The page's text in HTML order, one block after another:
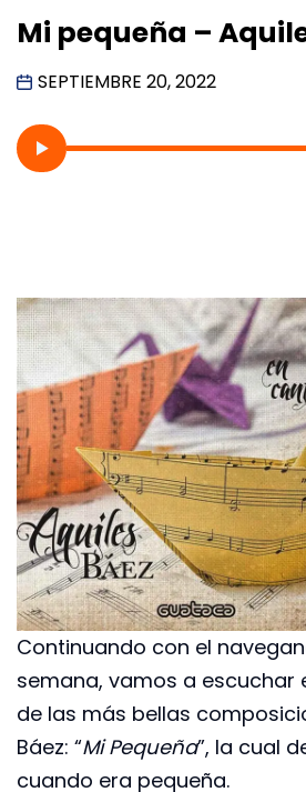
Mi pequeña –
SEPTIEMBRE 20, 2022
Continuando con el
semana, vamos a escuchar
de las más bellas
Báez: “Mi Pequeña”, la cual
cuando era pequeña.